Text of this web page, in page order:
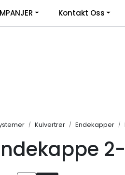
& reklamasjonsskjema
Kontakt Oss
Kulvertrør Endekapper